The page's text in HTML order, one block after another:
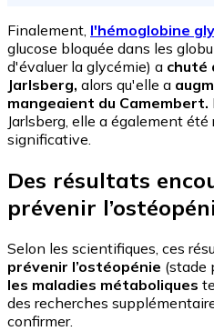
Finalement, l'hémoglobine
glucose bloquée dans les
d'évaluer la glycémie) a chuté
Jarlsberg, alors qu'elle a
mangeaient du Camembert.
Jarlsberg, elle a également
significative.
Des résultats
prévenir
Selon les scientifiques, ces
prévenir l’ostéopénie (stade
les maladies métaboliques
des recherches
confirmer.